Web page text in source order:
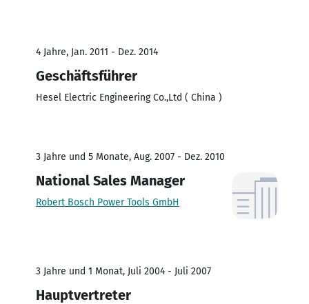
4 Jahre, Jan. 2011 - Dez. 2014
Geschäftsführer
Hesel Electric Engineering Co.,Ltd ( China )
3 Jahre und 5 Monate, Aug. 2007 - Dez. 2010
National Sales Manager
Robert Bosch Power Tools GmbH
3 Jahre und 1 Monat, Juli 2004 - Juli 2007
Hauptvertreter